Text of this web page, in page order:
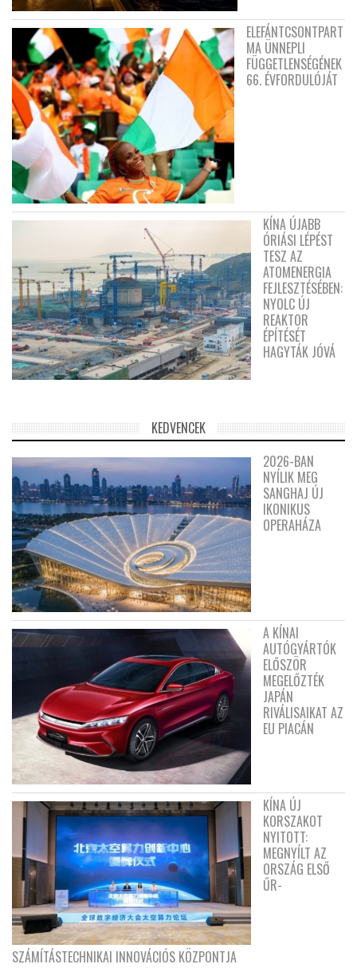
ELEFÁNTCSONTPART
MA ÜNNEPLI
FÜGGETLENSÉGÉNEK
66. ÉVFORDULÓJÁT
KÍNA ÚJABB
ÓRIÁSI LÉPÉST
TESZ AZ
ATOMENERGIA
FEJLESZTÉSÉBEN:
NYOLC ÚJ
REAKTOR
ÉPÍTÉSÉT
HAGYTÁK JÓVÁ
KEDVENCEK
2026-BAN
NYÍLIK MEG
SANGHAJ ÚJ
IKONIKUS
OPERAHÁZA
A KÍNAI
AUTÓGYÁRTÓK
ELŐSZÖR
MEGELŐZTÉK
JAPÁN
RIVÁLISAIKAT AZ
EU PIACÁN
KÍNA ÚJ
KORSZAKOT
NYITOTT:
MEGNYÍLT AZ
ORSZÁG ELSŐ
ŰR-
SZÁMÍTÁSTECHNIKAI INNOVÁCIÓS KÖZPONTJA